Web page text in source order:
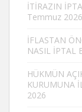
İTİRAZIN
Temmuz 2026
İFLASTAN
NASIL İPTAL
HÜKMÜN
KURUMUNA
2026